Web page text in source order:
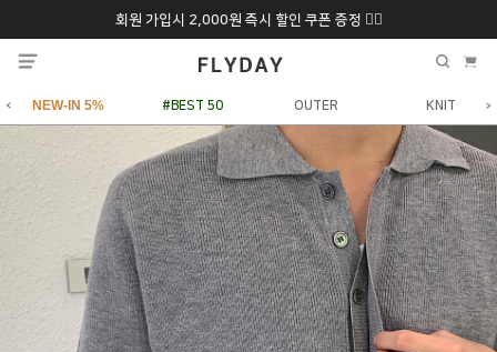
회원 가입시 2,000원 즉시 할인 쿠폰 증정 ❤️‍🔥
추석 특별 할인 10~20% 9/6 화 ~ 9/12월
NEW-IN 5% #BEST 50 OUTER KNIT